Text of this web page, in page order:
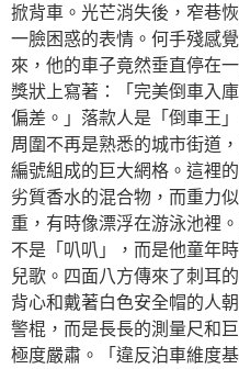
掀背車。光芒消失後，窄巷
一臉困惑的表情。何手殘感
來，他的車子竟然垂直停在
獎狀上寫著：「完美倒車入
偏差。」落款人是「倒車王
周圍不再是熟悉的城市街道
編號組成的巨大網格。這裡
劣質香水的混合物，而重力
重，有時像漂浮在游泳池裡
不是「叭叭」，而是他童年
兒歌。四面八方傳來了刺耳
背心和戴著白色安全帽的人
警棍，而是長長的測量尺和
極度嚴肅。「違反泊車維度